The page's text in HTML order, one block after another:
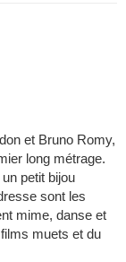
et Bruno Romy,
long métrage.
petit bijou
sont les
mime, danse et
muets et du